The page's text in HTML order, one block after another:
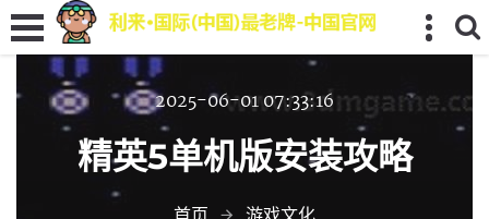
2025-06-01 07:33:16
精英5单机版安装攻略